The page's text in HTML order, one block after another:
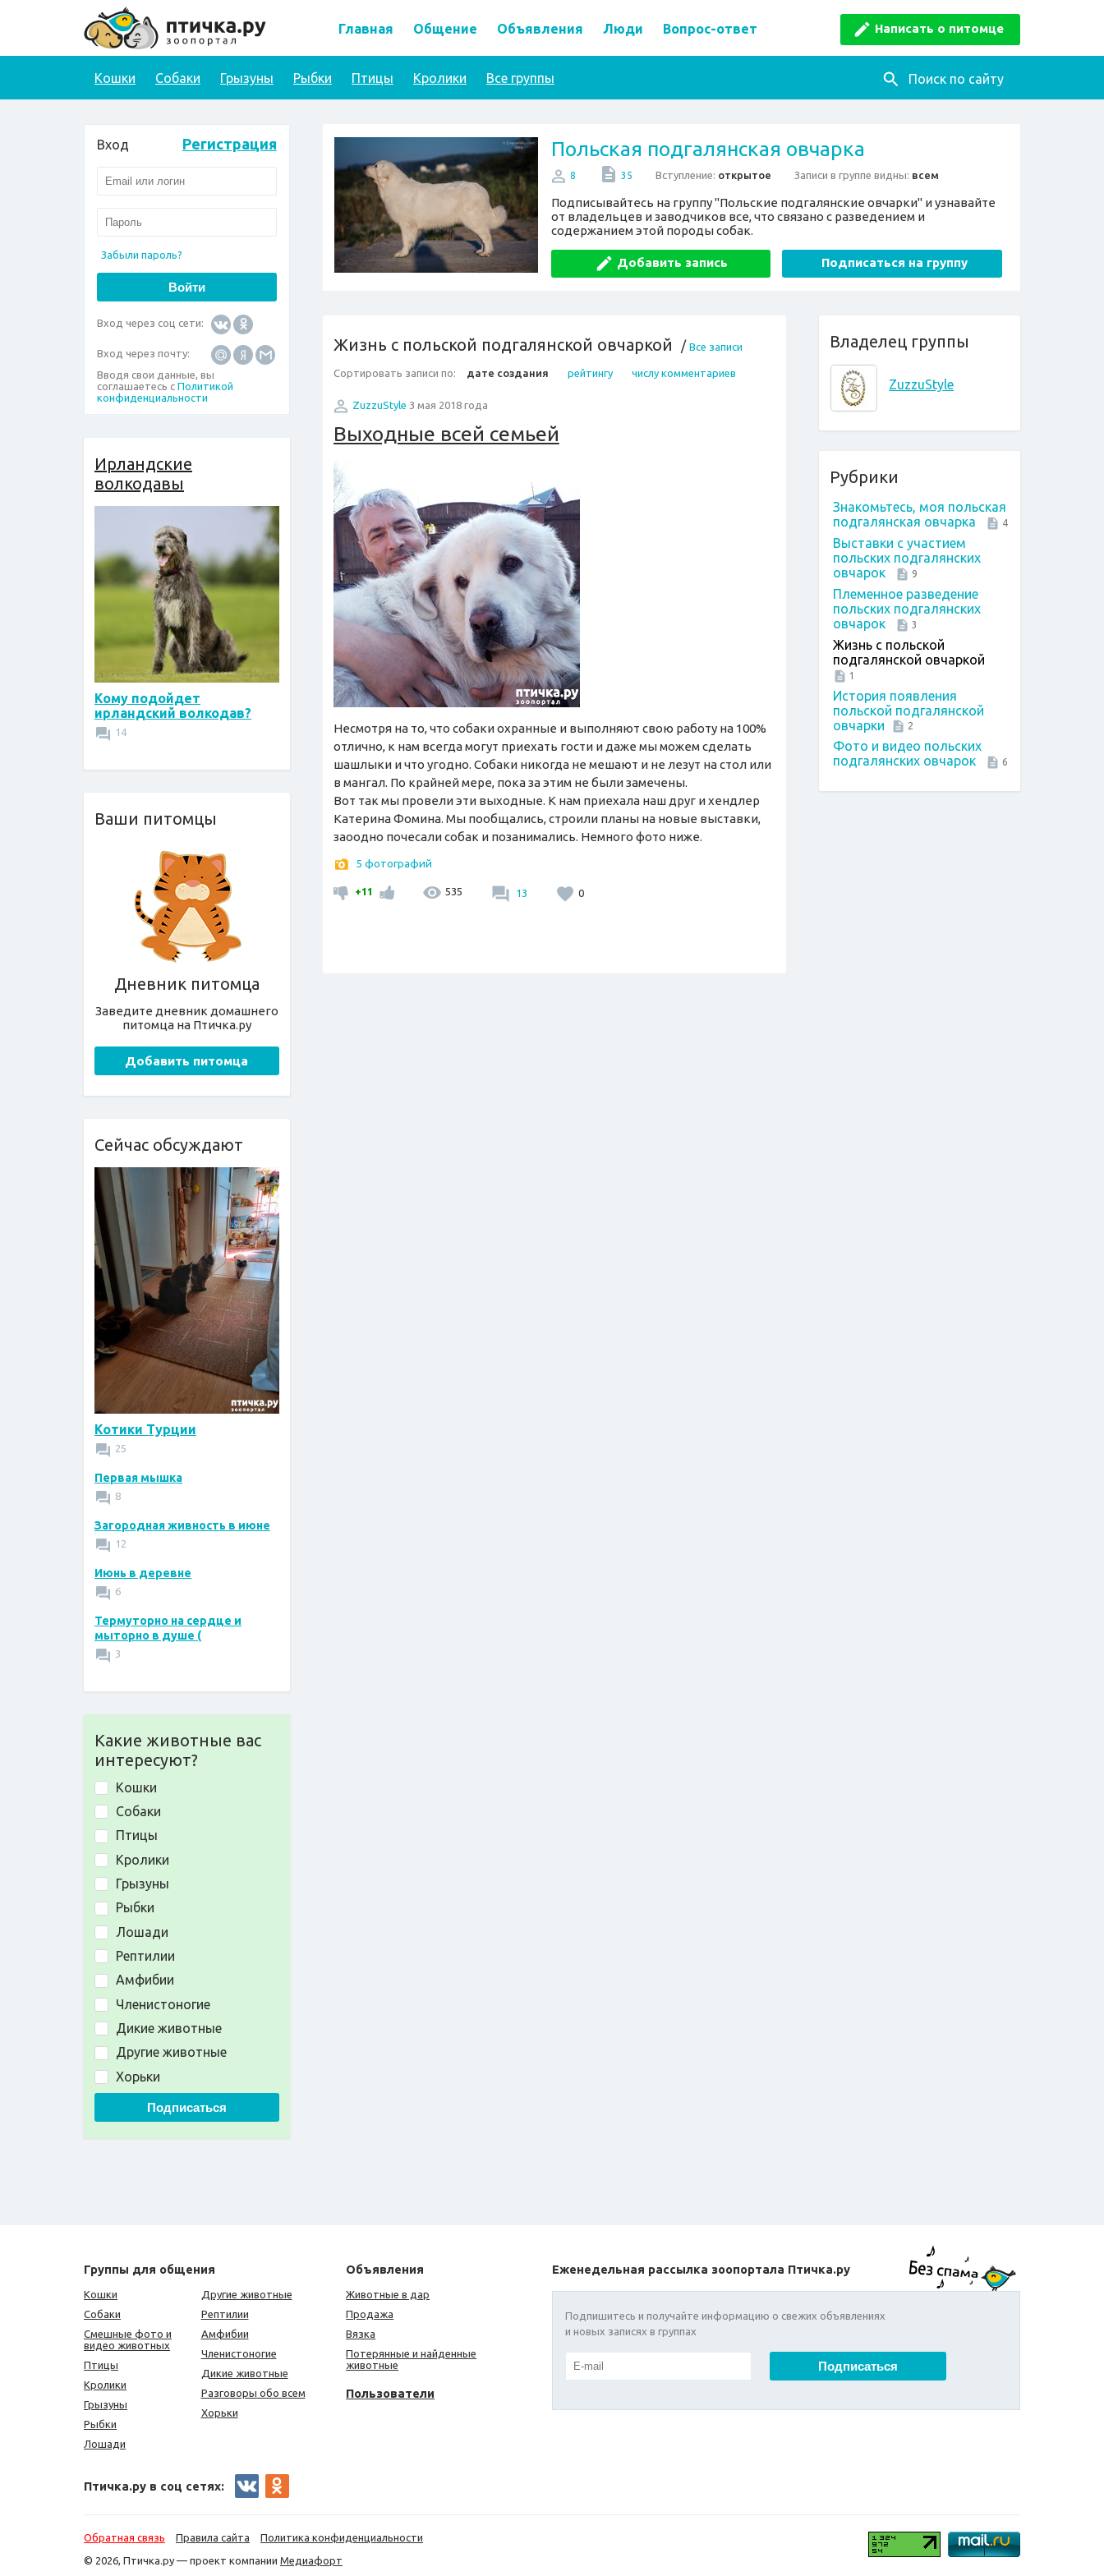
Написать о питомце
Главная Общение Объявления Люди Вопрос-ответ
Поиск по сайту
Кошки Собаки Грызуны Рыбки Птицы Кролики Все группы
Вход Регистрация
Забыли пароль?
Вход через соц сети:
Вход через почту:
Вводя свои данные, вы
соглашаетесь с Политикой
конфиденциальности
Ирландские
волкодавы
Кому подойдет
ирландский волкодав?
14
Ваши питомцы
Дневник питомца
Заведите дневник домашнего
питомца на Птичка.ру
Добавить питомца
Сейчас обсуждают
Котики Турции
25
Первая мышка
8
Загородная живность в июне
12
Июнь в деревне
6
Термуторно на сердце и
мыторно в душе (
3
Какие животные вас
интересуют?
Кошки
Собаки
Птицы
Кролики
Грызуны
Рыбки
Лошади
Рептилии
Амфибии
Членистоногие
Дикие животные
Другие животные
Хорьки
Подписаться
Польская подгалянская овчарка
8 35 Вступление: открытое Записи в группе видны: всем
Подписывайтесь на группу "Польские подгалянские овчарки" и узнавайте
от владельцев и заводчиков все, что связано с разведением и
содержанием этой породы собак.
Добавить запись Подписаться на группу
Владелец группы
ZuzzuStyle
Рубрики
Знакомьтесь, моя польская
подгалянская овчарка
4
Выставки с участием
польских подгалянских
овчарок
9
Племенное разведение
польских подгалянских
овчарок
3
Жизнь с польской
подгалянской овчаркой
1
История появления
польской подгалянской
овчарки
2
Фото и видео польских
подгалянских овчарок
6
Жизнь с польской подгалянской овчаркой / Все записи
Сортировать записи по: дате создания рейтингу числу комментариев
ZuzzuStyle 3 мая 2018 года
Выходные всей семьей
Несмотря на то, что собаки охранные и выполняют свою работу на 100%
отлично, к нам всегда могут приехать гости и даже мы можем сделать
шашлыки и что угодно. Собаки никогда не мешают и не лезут на стол или
в мангал. По крайней мере, пока за этим не были замечены.
Вот так мы провели эти выходные. К нам приехала наш друг и хендлер
Катерина Фомина. Мы пообщались, строили планы на новые выставки,
заоодно почесали собак и позанимались. Немного фото ниже.
5 фотографий
+11 535 13 0
Группы для общения
Кошки
Собаки
Смешные фото и
видео животных
Птицы
Кролики
Грызуны
Рыбки
Лошади
Другие животные
Рептилии
Амфибии
Членистоногие
Дикие животные
Разговоры обо всем
Хорьки
Объявления
Животные в дар
Продажа
Вязка
Потерянные и найденные
животные
Пользователи
Еженедельная рассылка зоопортала Птичка.ру
Подпишитесь и получайте информацию о свежих объявлениях
и новых записях в группах
Птичка.ру в соц сетях:
Обратная связь Правила сайта
Политика конфиденциальности
© 2026, Птичка.ру — проект компании Медиафорт